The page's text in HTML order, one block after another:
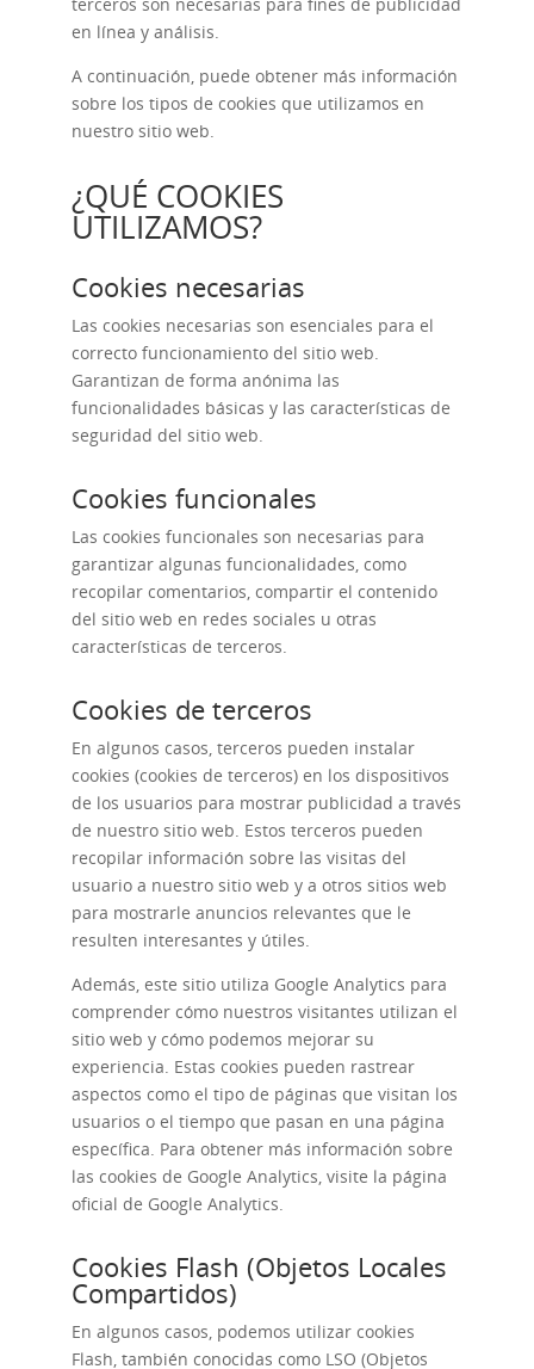
en línea y análisis.
A continuación, puede obtener más información
sobre los tipos de cookies que utilizamos en
nuestro sitio web.
¿QUÉ COOKIES
UTILIZAMOS?
Cookies necesarias
Las cookies necesarias son esenciales para el
correcto funcionamiento del sitio web.
Garantizan de forma anónima las
funcionalidades básicas y las características de
seguridad del sitio web.
Cookies funcionales
Las cookies funcionales son necesarias para
garantizar algunas funcionalidades, como
recopilar comentarios, compartir el contenido
del sitio web en redes sociales u otras
características de terceros.
Cookies de terceros
En algunos casos, terceros pueden instalar
cookies (cookies de terceros) en los dispositivos
de los usuarios para mostrar publicidad a través
de nuestro sitio web. Estos terceros pueden
recopilar información sobre las visitas del
usuario a nuestro sitio web y a otros sitios web
para mostrarle anuncios relevantes que le
resulten interesantes y útiles.
Además, este sitio utiliza Google Analytics para
comprender cómo nuestros visitantes utilizan el
sitio web y cómo podemos mejorar su
experiencia. Estas cookies pueden rastrear
aspectos como el tipo de páginas que visitan los
usuarios o el tiempo que pasan en una página
específica. Para obtener más información sobre
las cookies de Google Analytics, visite la página
oficial de Google Analytics.
Cookies Flash (Objetos Locales
Compartidos)
En algunos casos, podemos utilizar cookies
Flash, también conocidas como LSO (Objetos